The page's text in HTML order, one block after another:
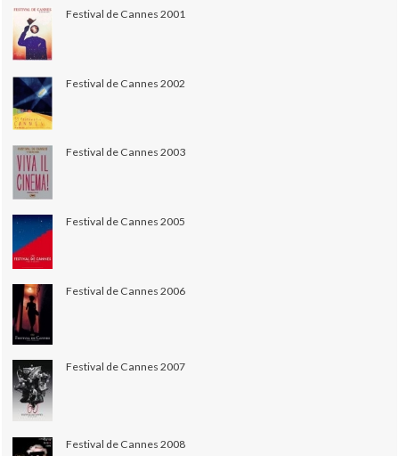
Festival de Cannes 2001
Festival de Cannes 2002
Festival de Cannes 2003
Festival de Cannes 2005
Festival de Cannes 2006
Festival de Cannes 2007
Festival de Cannes 2008